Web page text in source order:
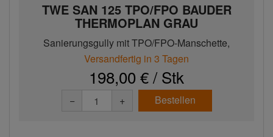
TWE SAN 125 TPO/FPO BAUDER
THERMOPLAN GRAU
Sanierungsgully mit TPO/FPO-Manschette,
beheizbar, DN 125
Versandfertig in 3 Tagen
198,00 € / Stk
− + Bestellen